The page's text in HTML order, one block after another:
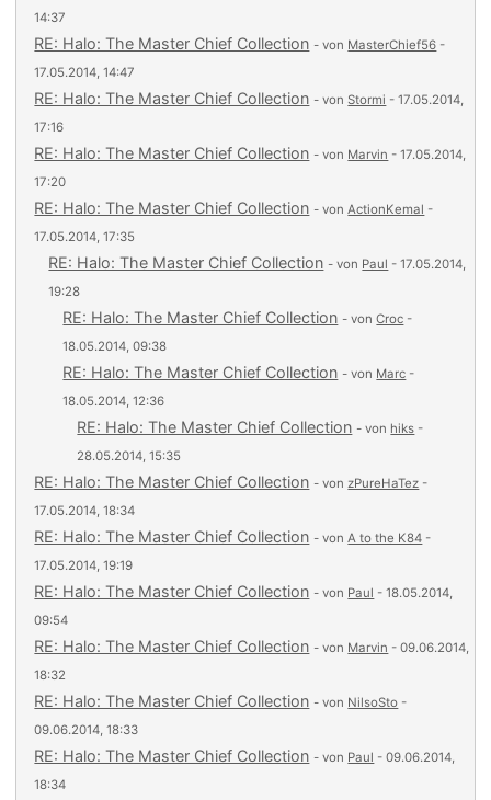
14:37
RE: Halo: The Master Chief Collection - von MasterChief56 -
17.05.2014, 14:47
RE: Halo: The Master Chief Collection - vonStormi - 17.05.2014,
17:16
RE: Halo: The Master Chief Collection - von Marvin - 17.05.2014,
17:20
RE: Halo: The Master Chief Collection - vonActionKemal -
17.05.2014, 17:35
RE: Halo: The Master Chief Collection - von Paul - 17.05.2014,
19:28
RE: Halo: The Master Chief Collection - vonCroc -
18.05.2014, 09:38
RE: Halo: The Master Chief Collection - von Marc -
18.05.2014, 12:36
RE: Halo: The Master Chief Collection - von hiks -
28.05.2014, 15:35
RE: Halo: The Master Chief Collection - vonzPureHaTez -
17.05.2014, 18:34
RE: Halo: The Master Chief Collection - vonA to the K84 -
17.05.2014, 19:19
RE: Halo: The Master Chief Collection - von Paul - 18.05.2014,
09:54
RE: Halo: The Master Chief Collection - von Marvin - 09.06.2014,
18:32
RE: Halo: The Master Chief Collection - von NilsoSto -
09.06.2014, 18:33
RE: Halo: The Master Chief Collection - von Paul - 09.06.2014,
18:34